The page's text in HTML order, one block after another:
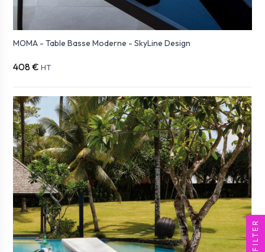
MOMA - Table Basse Moderne - SkyLine Design
408 € HT
FILTER